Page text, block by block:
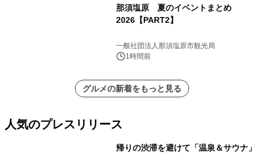
那須塩原 夏のイベントまとめ
2026【PART2】
一般社団法人那須塩原市観光局
1時間前
グルメの新着をもっと見る
人気のプレスリリース
帰りの渋滞を避けて「温泉＆サウナ」